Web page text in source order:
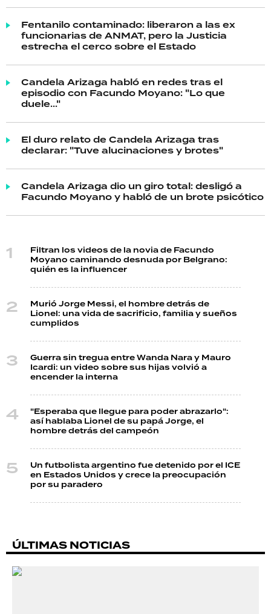
Fentanilo contaminado: liberaron a las ex
funcionarias de ANMAT, pero la Justicia
estrecha el cerco sobre el Estado
Candela Arizaga habló en redes tras el
episodio con Facundo Moyano: "Lo que
duele..."
El duro relato de Candela Arizaga tras
declarar: "Tuve alucinaciones y brotes"
Candela Arizaga dio un giro total: desligó a
Facundo Moyano y habló de un brote psicótico
Filtran los videos de la novia de Facundo
Moyano caminando desnuda por Belgrano:
quién es la influencer
Murió Jorge Messi, el hombre detrás de
Lionel: una vida de sacrificio, familia y sueños
cumplidos
Guerra sin tregua entre Wanda Nara y Mauro
Icardi: un video sobre sus hijas volvió a
encender la interna
"Esperaba que llegue para poder abrazarlo":
así hablaba Lionel de su papá Jorge, el
hombre detrás del campeón
Un futbolista argentino fue detenido por el ICE
en Estados Unidos y crece la preocupación
por su paradero
ÚLTIMAS NOTICIAS